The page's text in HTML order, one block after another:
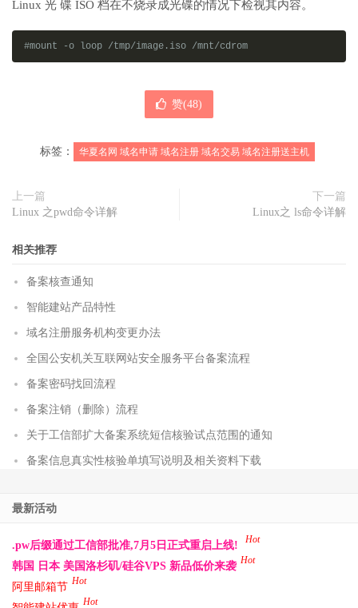
Linux 光 碟 ISO 档在不烧录成光碟的情况下检视其内容。
#mount -o loop /tmp/image.iso /mnt/cdrom
赞(48)
标签： 华夏名网 域名申请 域名注册 域名交易 域名注册送主机
上一篇
Linux 之pwd命令详解
下一篇
Linux之 ls命令详解
相关推荐
备案核查通知
智能建站产品特性
域名注册服务机构变更办法
全国公安机关互联网站安全服务平台备案流程
备案密码找回流程
备案注销（删除）流程
关于工信部扩大备案系统短信核验试点范围的通知
备案信息真实性核验单填写说明及相关资料下载
最新活动
.pw后缀通过工信部批准,7月5日正式重启上线! Hot
韩国 日本 美国洛杉矶/硅谷VPS 新品低价来袭 Hot
阿里邮箱节 Hot
Hot